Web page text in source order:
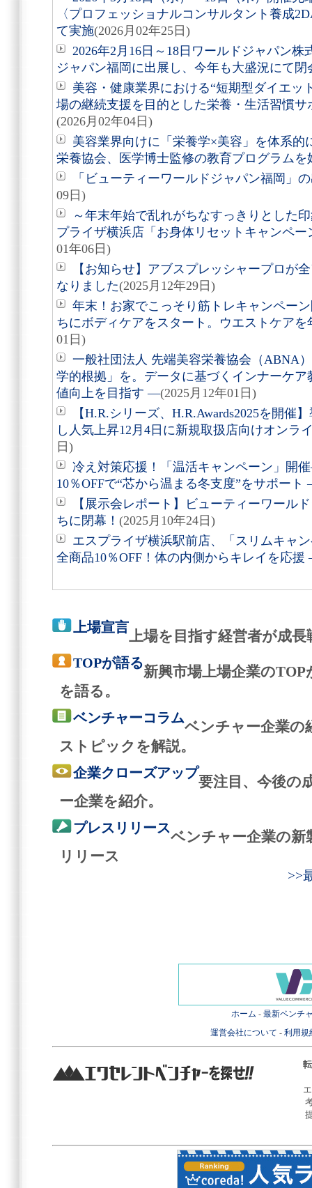
〈プロフェッショナルコンサルタント養成
て実施(2026月02年25日)
2026年2月16日～18日ワールドジャパン
ジャパン福岡に出展し、今年も大盛況にて閉
美容・健康業界における“短期型ダイエッ
場の継続支援を目的とした栄養・生活習慣
(2026月02年04日)
美容業界向けに「栄養学×美容」を体系的
栄養協会、医学博士監修の教育プログラムを
「ビューティーワールドジャパン福岡」
09日)
～年末年始で乱れがちなすっきりとした
プライザ横浜店「お身体リセットキャンペ
01年06日)
【お知らせ】アブスプレッシャープロが
なりました(2025月12年29日)
年末！お家でこっそり筋トレキャンペー
ちにボディケアをスタート。ウエストケア
01日)
一般社団法人 先端美容栄養協会（ABNA
学的根拠」を。データに基づくインナーケ
値向上を目指す ―(2025月12年01日)
【H.R.シリーズ、H.R.Awards2025を開催
し人気上昇12月4日に新規取扱店向けオンラ
日)
冷え対策応援！「温活キャンペーン」開
10％OFFで“芯から温まる冬支度”をサポー
【展示会レポート】ビューティーワール
ちに閉幕！ (2025月10年24日)
エスプライザ横浜駅前店、「スリムキャ
全商品10％OFF！体の内側からキレイを応
上場宣言
上場を目指す経営者が成
TOPが語る
新興市場上場企業の
を語る。
ベンチャーコラム
ベンチャー企業の
ストピックを解説。
企業クローズアップ
要注目、今後の
ー企業を紹介。
プレスリリース
ベンチャー企業の新
リリース
>>
ホーム - 最新ベンチ
運営会社について - 利用規